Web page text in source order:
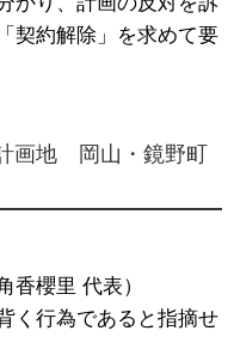
契約解除」を求めて要
画地 岡山・鏡野町
香櫻里 代表）
く行為であると指摘せ